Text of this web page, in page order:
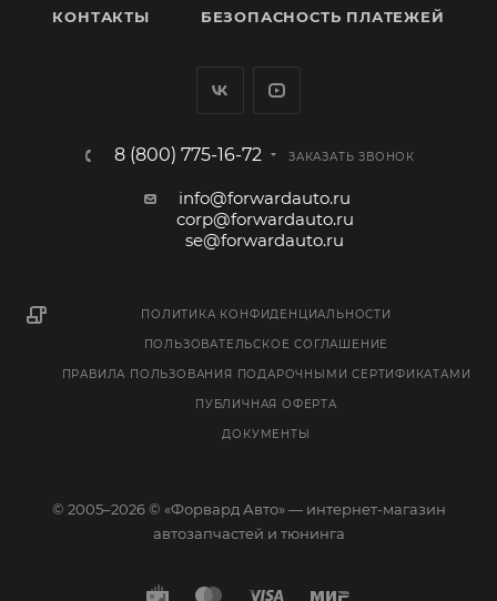
КОНТАКТЫ БЕЗОПАСНОСТЬ ПЛАТЕЖЕЙ
8 (800) 775-16-72 ЗАКАЗАТЬ ЗВОНОК
info@forwardauto.ru
corp@forwardauto.ru
se@forwardauto.ru
ПОЛИТИКА КОНФИДЕНЦИАЛЬНОСТИ
ПОЛЬЗОВАТЕЛЬСКОЕ СОГЛАШЕНИЕ
ПРАВИЛА ПОЛЬЗОВАНИЯ ПОДАРОЧНЫМИ СЕРТИФИКАТАМИ
ПУБЛИЧНАЯ ОФЕРТА
ДОКУМЕНТЫ
© 2005–2026 © «Форвард Авто» — интернет-магазин
автозапчастей и тюнинга